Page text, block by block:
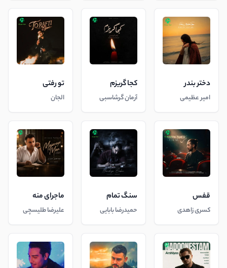
دختر بندر
امیر عظیمی
کجا گریزم
آرمان گرشاسبی
تو رفتی
الجان
قفس
کسری زاهدی
سنگ تمام
حمیدرضا بابایی
ماجرای منه
علیرضا طلیسچی